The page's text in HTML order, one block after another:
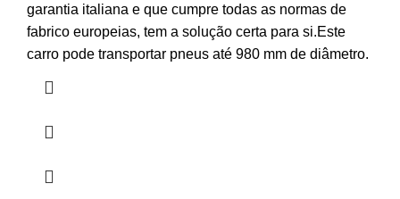
garantia italiana e que cumpre todas as normas de
fabrico europeias, tem a solução certa para si.Este
carro pode transportar pneus até 980 mm de diâmetro.